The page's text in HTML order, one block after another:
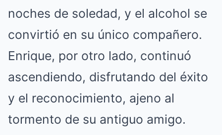
noches de soledad, y el alcohol se
convirtió en su único compañero.
Enrique, por otro lado, continuó
ascendiendo, disfrutando del éxito
y el reconocimiento, ajeno al
tormento de su antiguo amigo.